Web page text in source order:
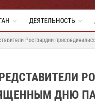
ДЕЯТЕЛЬНОСТЬ
Росгвардии
ДНЮ